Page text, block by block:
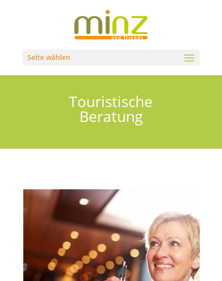
Seite wählen
Touristische
Beratung